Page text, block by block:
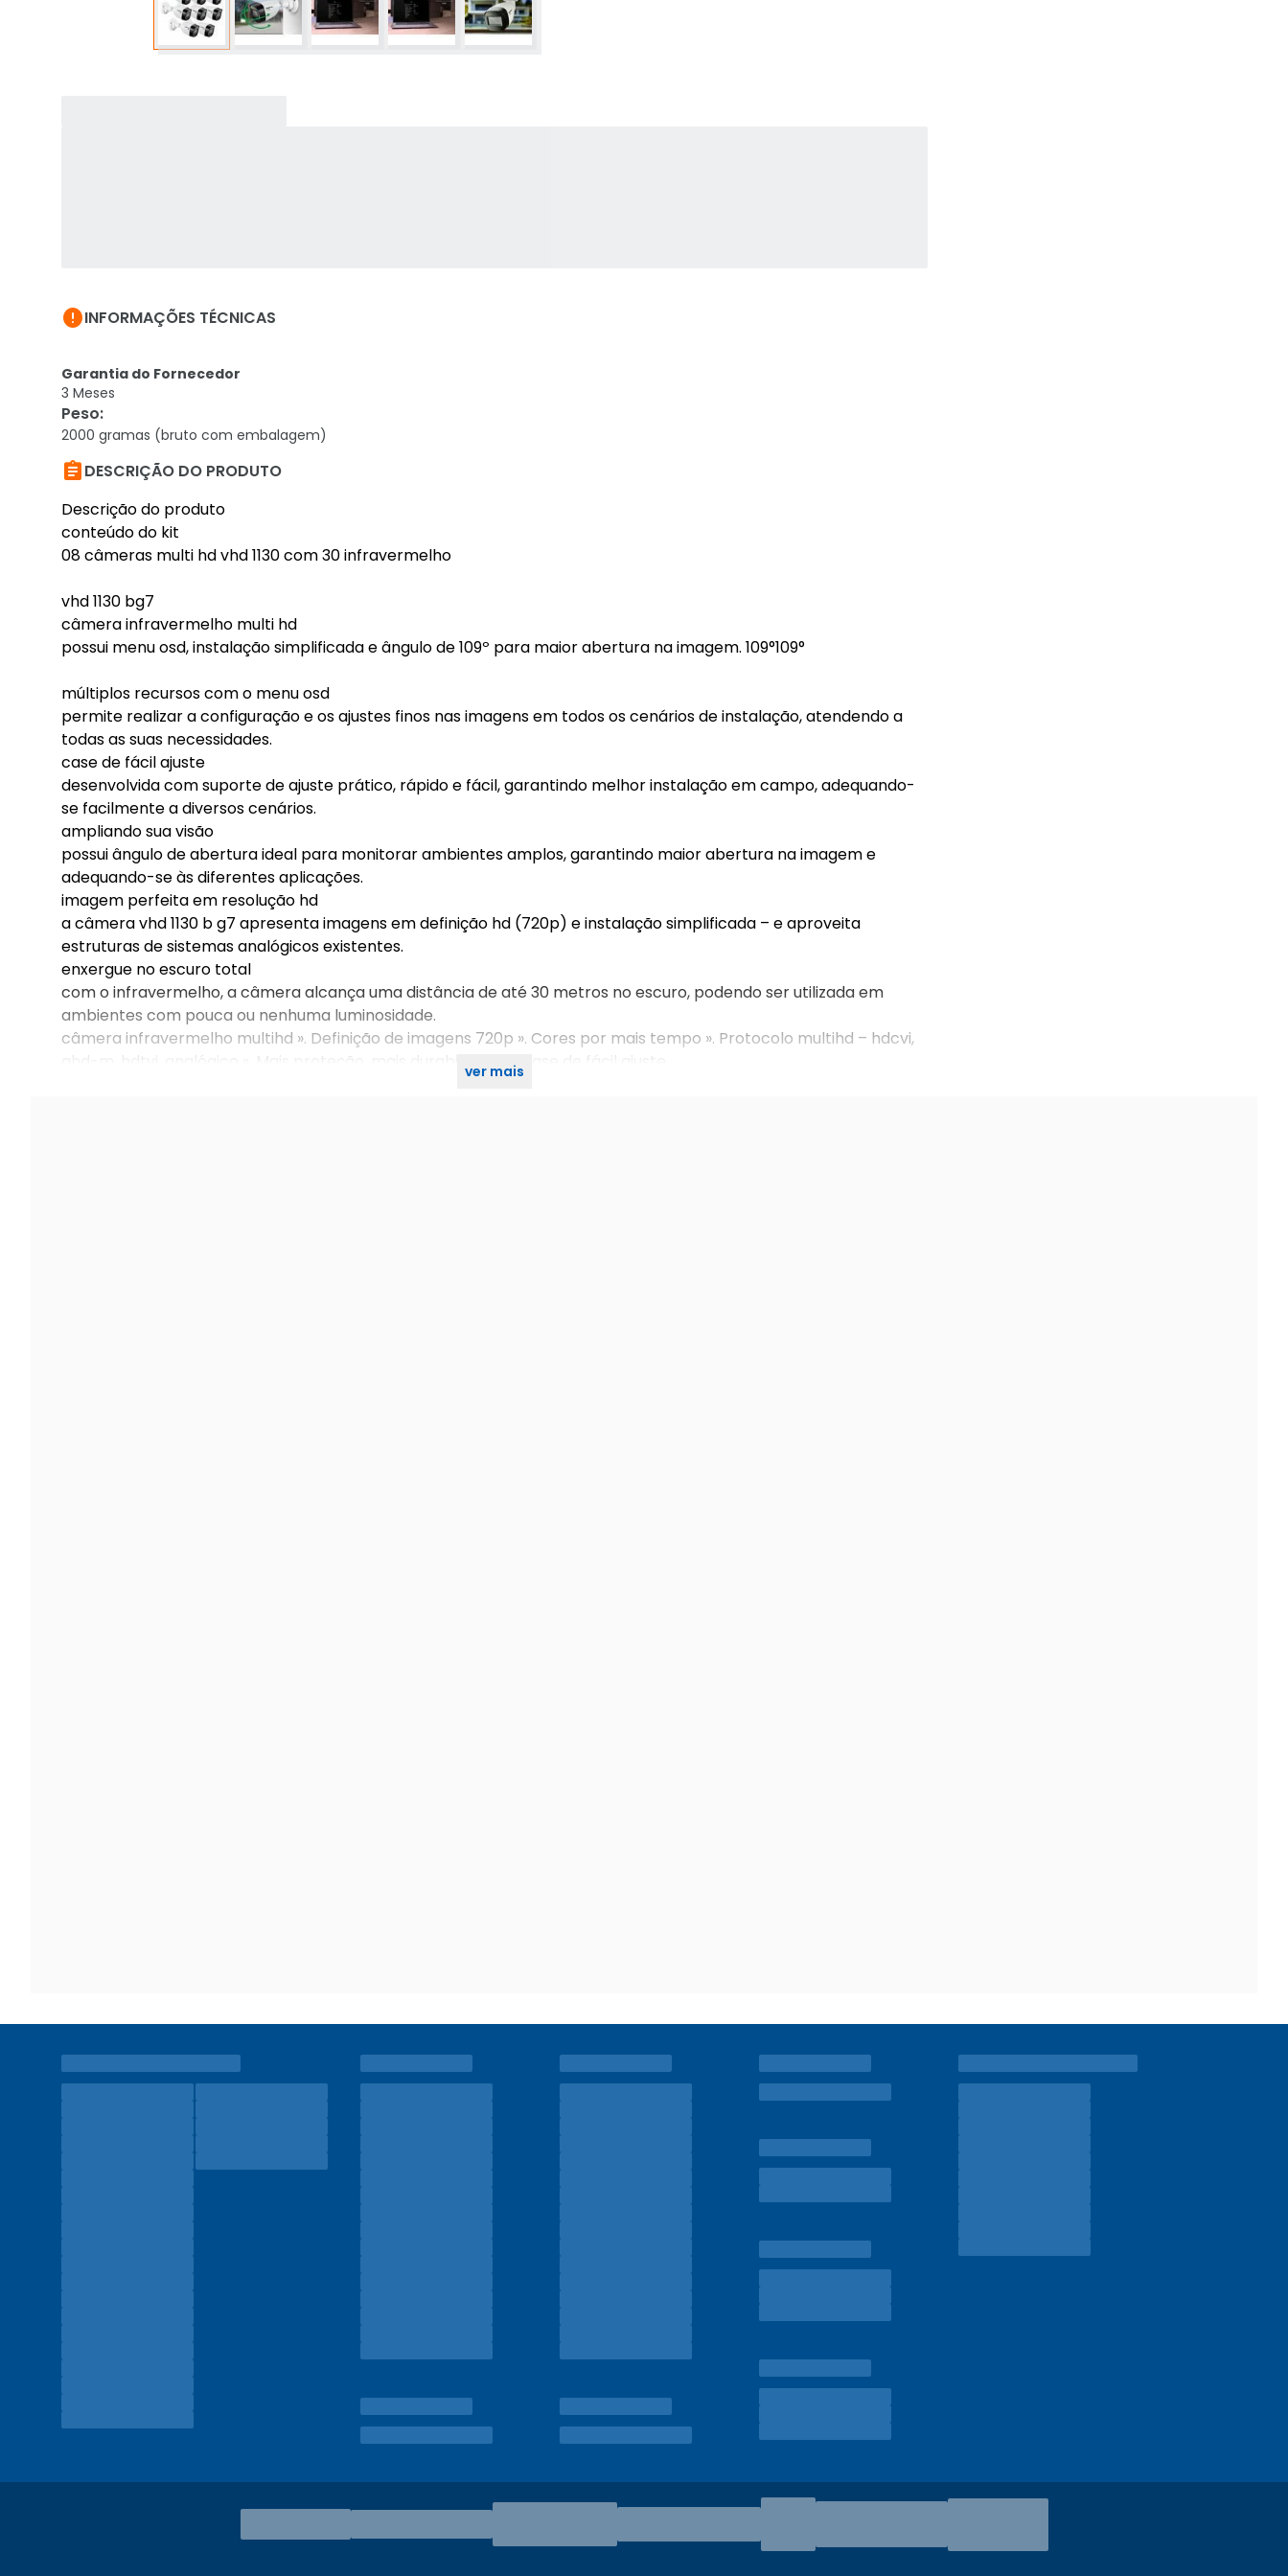
INFORMAÇÕES TÉCNICAS
Garantia do Fornecedor
3 Meses
Peso:
2000 gramas (bruto com embalagem)
DESCRIÇÃO DO PRODUTO
Descrição do produto
conteúdo do kit
08 câmeras multi hd vhd 1130 com 30 infravermelho
vhd 1130 bg7
câmera infravermelho multi hd
possui menu osd, instalação simplificada e ângulo de 109º para maior abertura na imagem. 109°109°
múltiplos recursos com o menu osd
permite realizar a configuração e os ajustes finos nas imagens em todos os cenários de instalação, atendendo a
todas as suas necessidades.
case de fácil ajuste
desenvolvida com suporte de ajuste prático, rápido e fácil, garantindo melhor instalação em campo, adequando-
se facilmente a diversos cenários.
ampliando sua visão
possui ângulo de abertura ideal para monitorar ambientes amplos, garantindo maior abertura na imagem e
adequando-se às diferentes aplicações.
imagem perfeita em resolução hd
a câmera vhd 1130 b g7 apresenta imagens em definição hd (720p) e instalação simplificada – e aproveita
estruturas de sistemas analógicos existentes.
enxergue no escuro total
com o infravermelho, a câmera alcança uma distância de até 30 metros no escuro, podendo ser utilizada em
ambientes com pouca ou nenhuma luminosidade.
câmera infravermelho multihd ». Definição de imagens 720p ». Cores por mais tempo ». Protocolo multihd – hdcvi,
ahd-m, hdtvi, analógico ». Mais proteção, mais durabilidade ». Case de fácil ajuste
ver mais